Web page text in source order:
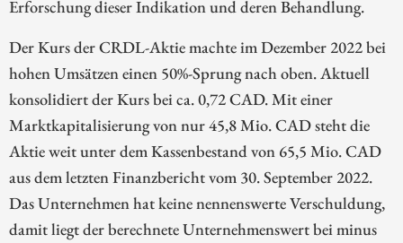
Erforschung dieser Indikation und deren Behandlung.
Der Kurs der CRDL-Aktie machte im Dezember 2022 bei
hohen Umsätzen einen 50%-Sprung nach oben. Aktuell
konsolidiert der Kurs bei ca. 0,72 CAD. Mit einer
Marktkapitalisierung von nur 45,8 Mio. CAD steht die
Aktie weit unter dem Kassenbestand von 65,5 Mio. CAD
aus dem letzten Finanzbericht vom 30. September 2022.
Das Unternehmen hat keine nennenswerte Verschuldung,
damit liegt der berechnete Unternehmenswert bei minus